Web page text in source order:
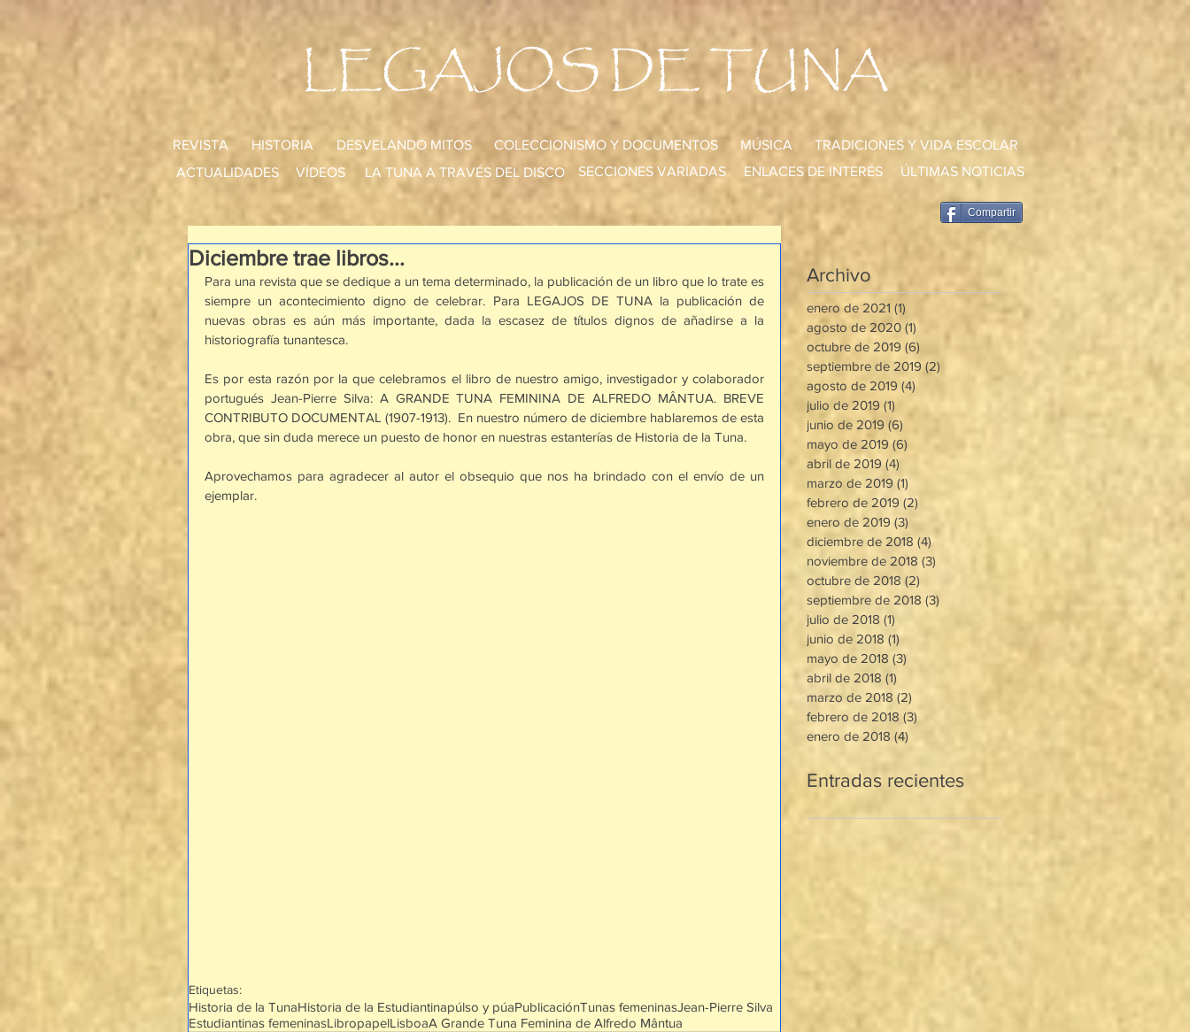
LEGAJOS DE TUNA
REVISTA HISTORIA DESVELANDO MITOS COLECCIONISMO Y DOCUMENTOS MÚSICA
TRADICIONES Y VIDA ESCOLAR
ACTUALIDADES
LA TUNA A TRAVÉS DEL DISCO SECCIONES VARIADAS ENLACES DE INTERÉS ÚLTIMAS NOTICIAS
VÍDEOS
Diciembre trae libros...
Para una revista que se dedique a un tema determinado, la publicación de un libro que lo trate es
siempre un acontecimiento digno de celebrar. Para LEGAJOS DE TUNA la publicación de
nuevas obras es aún más importante, dada la escasez de títulos dignos de añadirse a la
historiografía tunantesca.
Es por esta razón por la que celebramos el libro de nuestro amigo, investigador y colaborador
portugués Jean-Pierre Silva: A GRANDE TUNA FEMININA DE ALFREDO MÂNTUA. BREVE
CONTRIBUTO DOCUMENTAL (1907-1913).  En nuestro número de diciembre hablaremos de esta
obra, que sin duda merece un puesto de honor en nuestras estanterías de Historia de la Tuna.
Aprovechamos para agradecer al autor el obsequio que nos ha brindado con el envío de un
ejemplar.
Etiquetas:
Historia de la TunaHistoria de la Estudiantinapúlso y púaPublicaciónTunas femeninasJean-Pierre Silva
Estudiantinas femeninasLibropapelLisboaA Grande Tuna Feminina de Alfredo Mântua
Archivo
enero de 2021 (1)
agosto de 2020 (1)
octubre de 2019 (6)
septiembre de 2019 (2)
agosto de 2019 (4)
julio de 2019 (1)
junio de 2019 (6)
mayo de 2019 (6) 6 entradas
abril de 2019 (4)
marzo de 2019 (1)
febrero de 2019 (2)
enero de 2019 (3)
diciembre de 2018 (4)4 entradas
noviembre de 2018 (3)
octubre de 2018 (2)
septiembre de 2018 (3)
julio de 2018 (1)
junio de 2018 (1)1 entrada
mayo de 2018 (3)
abril de 2018 (1)
marzo de 2018 (2)
febrero de 2018 (3)
enero de 2018 (4)
Entradas recientes
Compartir